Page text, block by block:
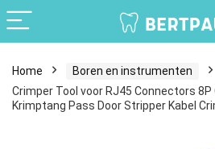
Home Boren en instrumenten
Crimper Tool voor RJ45 Connectors 8P
Krimptang Pass Door Stripper Kabel